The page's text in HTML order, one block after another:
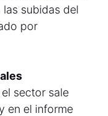
las subidas del
por
sector sale
en el informe